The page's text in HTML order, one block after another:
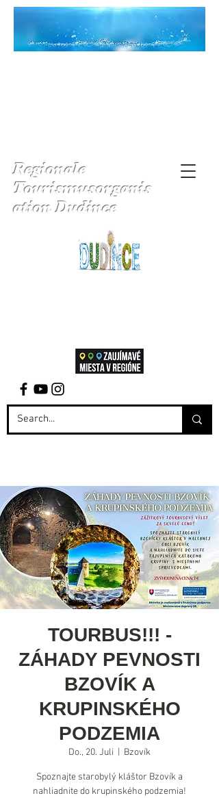
Regionale
Tourismusorganis
ation Dudince
TOURBUS!!! -
ZÁHADY PEVNOSTI
BZOVÍK A
KRUPINSKÉHO
PODZEMIA
Do., 20. Juli Bzovík
Spoznajte starobylý kláštor Bzovík a
nahliadnite do krupinského podzemia!